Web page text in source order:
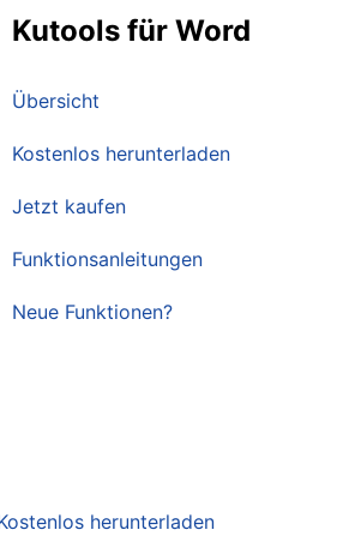
Kutools für Word
Übersicht
Kostenlos herunterladen
Jetzt kaufen
Funktionsanleitungen
Neue Funktionen?
herunterladen